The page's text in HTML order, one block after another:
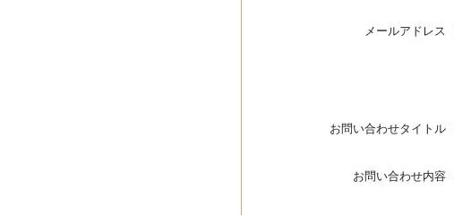
メールアドレス
お問い合わせタイトル
お問い合わせ内容